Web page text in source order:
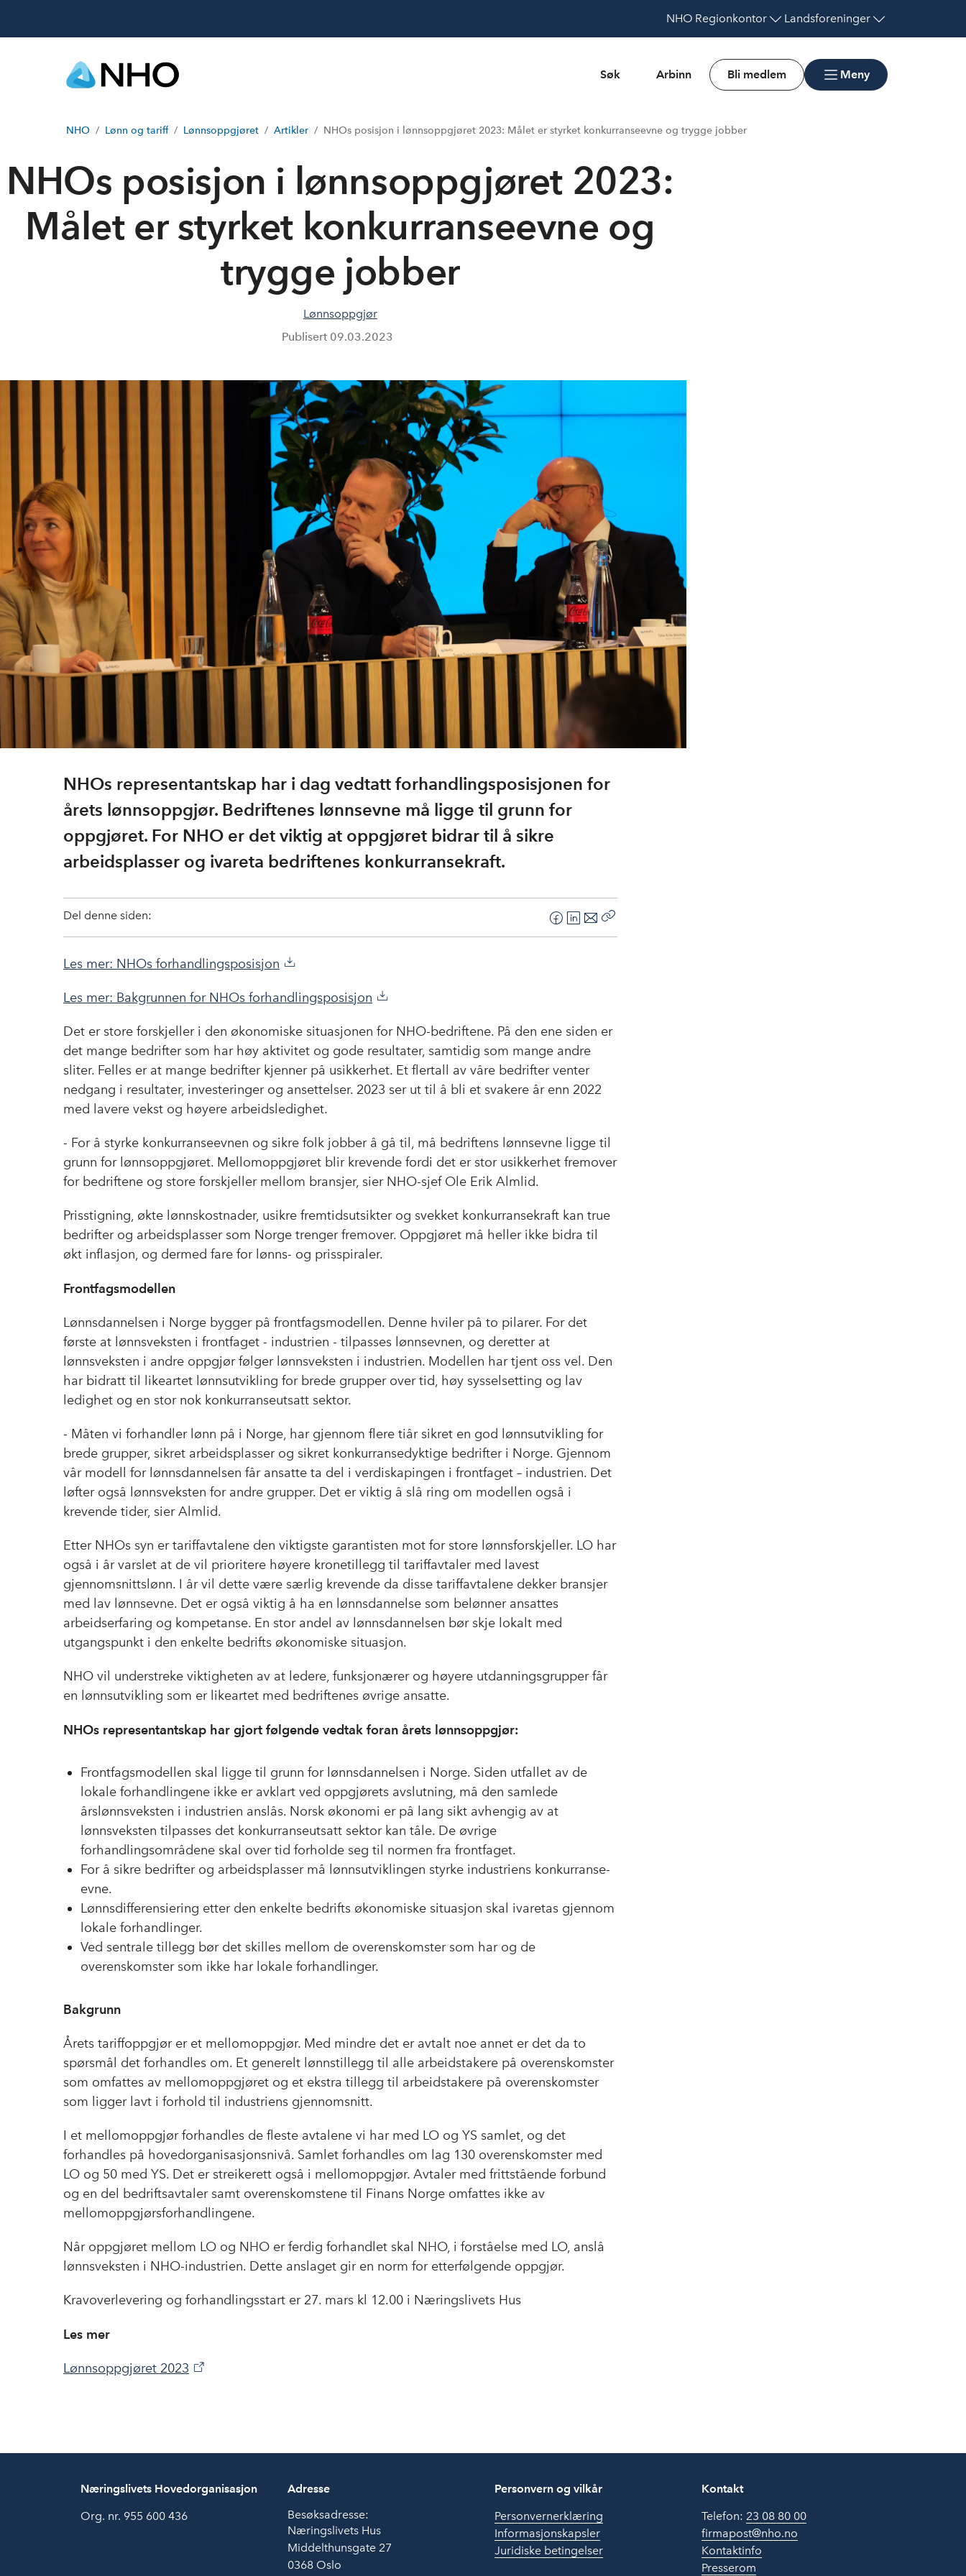
NHO Regionkontor Landsforeninger
Søk Arbinn Bli medlem Meny
NHO Lønn og tariff Lønnsoppgjøret Artikler NHOs posisjon i lønnsoppgjøret 2023: Målet er styrket konkurranseevne og trygge jobber
NHOs posisjon i lønnsoppgjøret 2023:
Målet er styrket konkurranseevne og
trygge jobber
Lønnsoppgjør
Publisert 09.03.2023
NHOs representantskap har i dag vedtatt forhandlingsposisjonen for
årets lønnsoppgjør. Bedriftenes lønnsevne må ligge til grunn for
oppgjøret. For NHO er det viktig at oppgjøret bidrar til å sikre
arbeidsplasser og ivareta bedriftenes konkurransekraft.
Del denne siden:
F
o
k
L
I
n
E
Les mer: NHOs forhandlingsposisjon
Les mer: Bakgrunnen for NHOs forhandlingsposisjon
Det er store forskjeller i den økonomiske situasjonen for NHO-bedriftene. På den ene siden er
det mange bedrifter som har høy aktivitet og gode resultater, samtidig som mange andre
sliter. Felles er at mange bedrifter kjenner på usikkerhet. Et flertall av våre bedrifter venter
nedgang i resultater, investeringer og ansettelser. 2023 ser ut til å bli et svakere år enn 2022
med lavere vekst og høyere arbeidsledighet.
- For å styrke konkurranseevnen og sikre folk jobber å gå til, må bedriftens lønnsevne ligge til
grunn for lønnsoppgjøret. Mellomoppgjøret blir krevende fordi det er stor usikkerhet fremover
for bedriftene og store forskjeller mellom bransjer, sier NHO-sjef Ole Erik Almlid.
Prisstigning, økte lønnskostnader, usikre fremtidsutsikter og svekket konkurransekraft kan true
bedrifter og arbeidsplasser som Norge trenger fremover. Oppgjøret må heller ikke bidra til
økt inflasjon, og dermed fare for lønns- og prisspiraler.
Frontfagsmodellen
Lønnsdannelsen i Norge bygger på frontfagsmodellen. Denne hviler på to pilarer. For det
første at lønnsveksten i frontfaget - industrien - tilpasses lønnsevnen, og deretter at
lønnsveksten i andre oppgjør følger lønnsveksten i industrien. Modellen har tjent oss vel. Den
har bidratt til likeartet lønnsutvikling for brede grupper over tid, høy sysselsetting og lav
ledighet og en stor nok konkurranseutsatt sektor.
- Måten vi forhandler lønn på i Norge, har gjennom flere tiår sikret en god lønnsutvikling for
brede grupper, sikret arbeidsplasser og sikret konkurransedyktige bedrifter i Norge. Gjennom
vår modell for lønnsdannelsen får ansatte ta del i verdiskapingen i frontfaget – industrien. Det
løfter også lønnsveksten for andre grupper. Det er viktig å slå ring om modellen også i
krevende tider, sier Almlid.
Etter NHOs syn er tariffavtalene den viktigste garantisten mot for store lønnsforskjeller. LO har
også i år varslet at de vil prioritere høyere kronetillegg til tariffavtaler med lavest
gjennomsnittslønn. I år vil dette være særlig krevende da disse tariffavtalene dekker bransjer
med lav lønnsevne. Det er også viktig å ha en lønnsdannelse som belønner ansattes
arbeidserfaring og kompetanse. En stor andel av lønnsdannelsen bør skje lokalt med
utgangspunkt i den enkelte bedrifts økonomiske situasjon.
NHO vil understreke viktigheten av at ledere, funksjonærer og høyere utdanningsgrupper får
en lønnsutvikling som er likeartet med bedriftenes øvrige ansatte.
NHOs representantskap har gjort følgende vedtak foran årets lønnsoppgjør:
Frontfagsmodellen skal ligge til grunn for lønnsdannelsen i Norge. Siden utfallet av de
lokale forhandlingene ikke er avklart ved oppgjørets avslutning, må den samlede
årslønnsveksten i industrien anslås. Norsk økonomi er på lang sikt avhengig av at
lønnsveksten tilpasses det konkurranseutsatt sektor kan tåle. De øvrige
forhandlingsområdene skal over tid forholde seg til normen fra frontfaget.
For å sikre bedrifter og arbeidsplasser må lønnsutviklingen styrke industriens konkurranse-
evne.
Lønnsdifferensiering etter den enkelte bedrifts økonomiske situasjon skal ivaretas gjennom
lokale forhandlinger.
Ved sentrale tillegg bør det skilles mellom de overenskomster som har og de
overenskomster som ikke har lokale forhandlinger.
Bakgrunn
Årets tariffoppgjør er et mellomoppgjør. Med mindre det er avtalt noe annet er det da to
spørsmål det forhandles om. Et generelt lønnstillegg til alle arbeidstakere på overenskomster
som omfattes av mellomoppgjøret og et ekstra tillegg til arbeidstakere på overenskomster
som ligger lavt i forhold til industriens gjennomsnitt.
I et mellomoppgjør forhandles de fleste avtalene vi har med LO og YS samlet, og det
forhandles på hovedorganisasjonsnivå. Samlet forhandles om lag 130 overenskomster med
LO og 50 med YS. Det er streikerett også i mellomoppgjør. Avtaler med frittstående forbund
og en del bedriftsavtaler samt overenskomstene til Finans Norge omfattes ikke av
mellomoppgjørsforhandlingene.
Når oppgjøret mellom LO og NHO er ferdig forhandlet skal NHO, i forståelse med LO, anslå
lønnsveksten i NHO-industrien. Dette anslaget gir en norm for etterfølgende oppgjør.
Kravoverlevering og forhandlingsstart er 27. mars kl 12.00 i Næringslivets Hus
Les mer
Lønnsoppgjøret 2023
Næringslivets Hovedorganisasjon
Org. nr. 955 600 436
Adresse
Besøksadresse:
Næringslivets Hus
Middelthunsgate 27
0368 Oslo
Personvern og vilkår
Personvernerklæring
Informasjonskapsler
Juridiske betingelser
Kontakt
Telefon: 23 08 80 00
firmapost@nho.no
Kontaktinfo
Presserom